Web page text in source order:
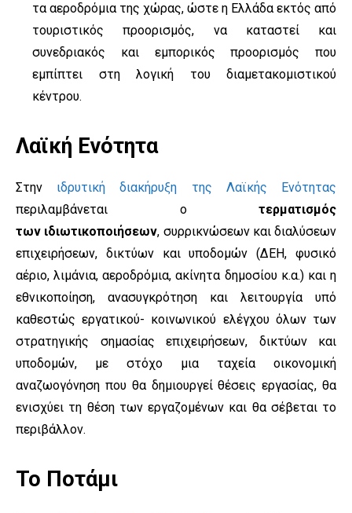
τα αεροδρόμια της χώρας, ώστε η Ελλάδα εκτός από
τουριστικός προορισμός, να καταστεί και
συνεδριακός και εμπορικός προορισμός που
εμπίπτει στη λογική του διαμετακομιστικού
κέντρου.
Λαϊκή Ενότητα
Στην ιδρυτική διακήρυξη της Λαϊκής Ενότητας
περιλαμβάνεται ο τερματισμός
των ιδιωτικοποιήσεων, συρρικνώσεων και διαλύσεων
επιχειρήσεων, δικτύων και υποδομών (ΔΕΗ, φυσικό
αέριο, λιμάνια, αεροδρόμια, ακίνητα δημοσίου κ.α.) και η
εθνικοποίηση, ανασυγκρότηση και λειτουργία υπό
καθεστώς εργατικού- κοινωνικού ελέγχου όλων των
στρατηγικής σημασίας επιχειρήσεων, δικτύων και
υποδομών, με στόχο μια ταχεία οικονομική
αναζωογόνηση που θα δημιουργεί θέσεις εργασίας, θα
ενισχύει τη θέση των εργαζομένων και θα σέβεται το
περιβάλλον.
Το Ποτάμι